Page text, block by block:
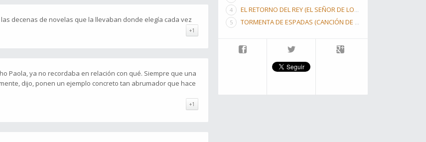
decenas de novelas que la llevaban donde elegía cada vez
+1
Paola, ya no recordaba en relación con qué. Siempre que una
dijo, ponen un ejemplo concreto tan abrumador que hace
+1
EL RETORNO DEL REY (EL SEÑOR DE LOS ANILLOS, #3)
TORMENTA DE ESPADAS (CANCIÓN DE HIELO Y FUEGO III)